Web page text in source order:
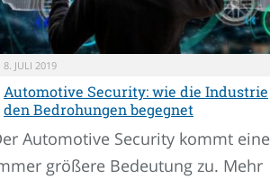
8. JULI 2019
Automotive Security: wie die Industrie
den Bedrohungen begegnet
Automotive Security kommt eine
größere Bedeutung zu. Mehr